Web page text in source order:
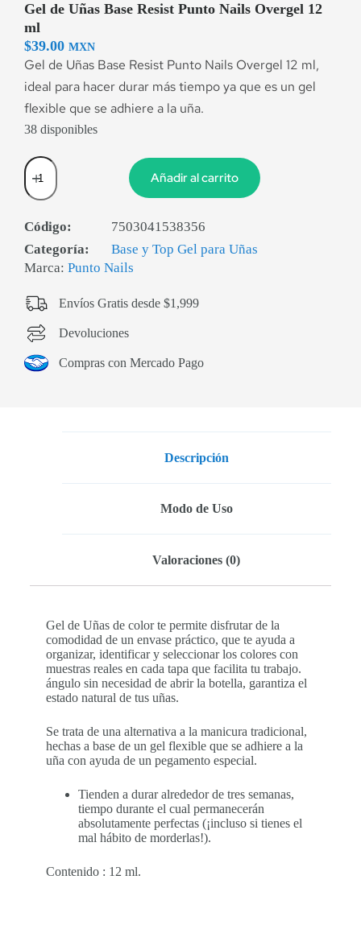
Gel de Uñas Base Resist Punto Nails Overgel 12
ml
$39.00 MXN
Gel de Uñas Base Resist Punto Nails Overgel 12 ml,
ideal para hacer durar más tiempo ya que es un gel
flexible que se adhiere a la uña.
38 disponibles
Añadir al carrito
Código:
7503041538356
Categoría:
Base y Top Gel para Uñas
Marca: Punto Nails
Envíos Gratis desde $1,999
Devoluciones
Compras con Mercado Pago
Descripción
Modo de Uso
Valoraciones (0)
Gel de Uñas de color te permite disfrutar de la
comodidad de un envase práctico, que te ayuda a
organizar, identificar y seleccionar los colores con
muestras reales en cada tapa que facilita tu trabajo.
ángulo sin necesidad de abrir la botella, garantiza el
estado natural de tus uñas.
Se trata de una alternativa a la manicura tradicional,
hechas a base de un gel flexible que se adhiere a la
uña con ayuda de un pegamento especial.
Tienden a durar alrededor de tres semanas,
tiempo durante el cual permanecerán
absolutamente perfectas (¡incluso si tienes el
mal hábito de morderlas!).
Contenido : 12 ml.